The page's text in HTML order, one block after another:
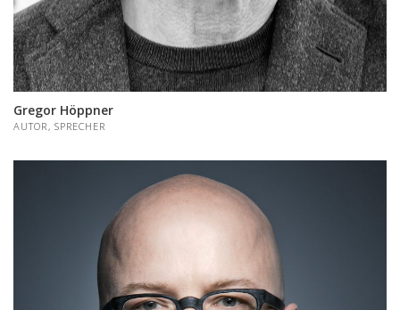
Gregor Höppner
AUTOR, SPRECHER